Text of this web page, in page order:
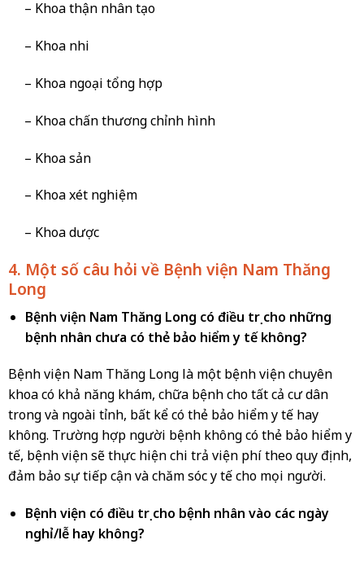
– Khoa thận nhân tạo
– Khoa nhi
– Khoa ngoại tổng hợp
– Khoa chấn thương chỉnh hình
– Khoa sản
– Khoa xét nghiệm
– Khoa dược
4. Một số câu hỏi về Bệnh viện Nam Thăng
Long
Bệnh viện Nam Thăng Long có điều trị cho những
bệnh nhân chưa có thẻ bảo hiểm y tế không?
Bệnh viện Nam Thăng Long là một bệnh viện chuyên
khoa có khả năng khám, chữa bệnh cho tất cả cư dân
trong và ngoài tỉnh, bất kể có thẻ bảo hiểm y tế hay
không. Trường hợp người bệnh không có thẻ bảo hiểm y
tế, bệnh viện sẽ thực hiện chi trả viện phí theo quy định,
đảm bảo sự tiếp cận và chăm sóc y tế cho mọi người.
Bệnh viện có điều trị cho bệnh nhân vào các ngày
nghỉ/lễ hay không?